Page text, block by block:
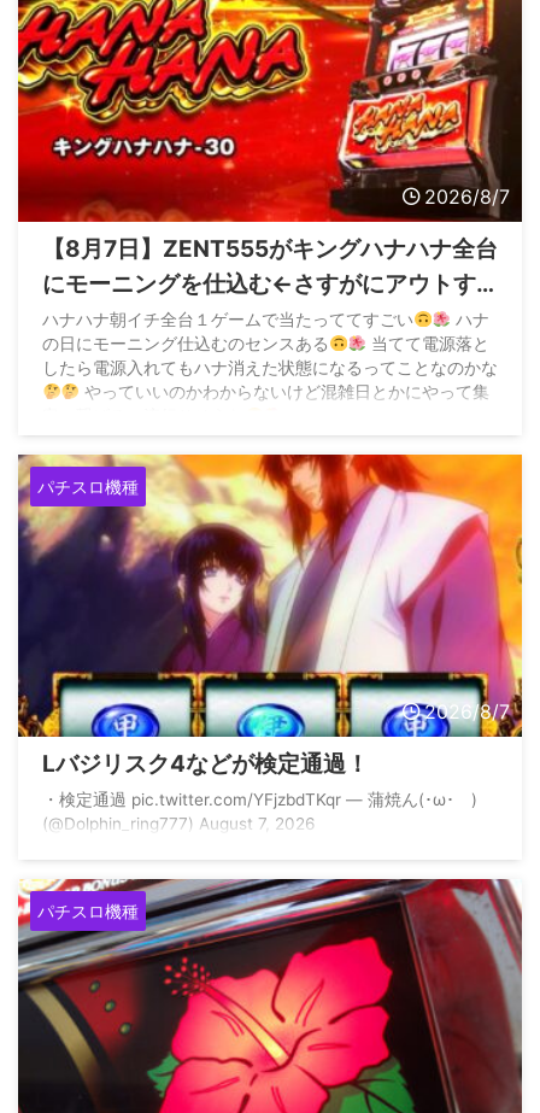
2026/8/7
【8月7日】ZENT555がキングハナハナ全台
にモーニングを仕込む←さすがにアウトす
ぎてお咎めなしなら加速すると危惧する声
も
ハナハナ朝イチ全台１ゲームで当たっててすごい
ハナ
の日にモーニング仕込むのセンスある
当てて電源落と
したら電源入れてもハナ消えた状態になるってことなのかな
やっていいのかわからないけど混雑日とかにやって集
(@z3QM2EHwjP94458) August 7, 2026 &n ...
パチスロ機種
2026/8/7
Lバジリスク4などが検定通過！
・⁠検定通過 pic.twitter.com/YFjzbdTKqr — 蒲焼ん(･ω･ )
(@Dolphin_ring777) August 7, 2026
パチスロ機種